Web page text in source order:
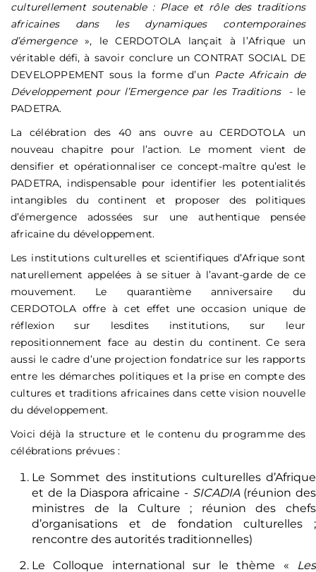
culturellement soutenable : Place et rôle des traditions
africaines dans les dynamiques contemporaines
d’émergence», le CERDOTOLA lançait à l’Afrique un
véritable défi, à savoir conclure un CONTRAT SOCIAL DE
DEVELOPPEMENT sous la forme d’un Pacte Africain de
Développement pour l’Emergence par les Traditions- le
PADETRA.
La célébration des 40 ans ouvre au CERDOTOLA un
nouveau chapitre pour l’action. Le moment vient de
densifier et opérationnaliser ce concept-maître qu’est le
PADETRA, indispensable pour identifier les potentialités
intangibles du continent et proposer des politiques
d’émergence adossées sur une authentique pensée
africaine du développement.
Les institutions culturelles et scientifiques d’Afrique sont
naturellement appelées à se situer à l’avant-garde de ce
mouvement. Le quarantième anniversaire du
CERDOTOLA offre à cet effet une occasion unique de
réflexion sur lesdites institutions, sur leur
repositionnement face au destin du continent. Ce sera
aussi le cadre d’une projection fondatrice sur les rapports
entre les démarches politiques et la prise en compte des
cultures et traditions africaines dans cette vision nouvelle
du développement.
Voici déjà la structure et le contenu du programme des
célébrations prévues :
Le Sommet des institutions culturelles d’Afrique
et de la Diaspora africaine - SICADIA (réunion des
ministres de la Culture ; réunion des chefs
d’organisations et de fondation culturelles ;
rencontre des autorités traditionnelles)
Le Colloque international sur le thème «
Les